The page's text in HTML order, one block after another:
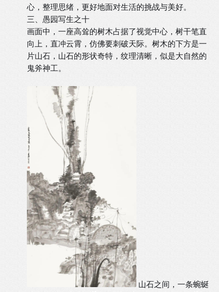
心，整理思绪，更好地面对生活的挑战与美好。
三、愚园写生之十
画面中，一座高耸的树木占据了视觉中心，树干笔直
向上，直冲云霄，仿佛要刺破天际。树木的下方是一
片山石，山石的形状奇特，纹理清晰，似是大自然的
鬼斧神工。
山石之间，一条蜿蜒